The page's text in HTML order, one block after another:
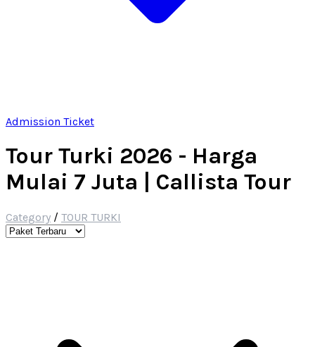
Admission Ticket
Tour Turki 2026 - Harga
Mulai 7 Juta | Callista Tour
Category / TOUR TURKI